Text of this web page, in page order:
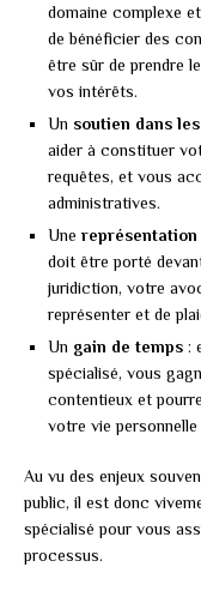
domaine complexe
de bénéficier des
être sûr de prendre
vos intérêts.
Un soutien dans
aider à constituer
requêtes, et vous
administratives.
Une
doit être porté
juridiction, votre
représenter et de
Un gain de temps :
spécialisé, vous
contentieux et
votre vie
Au vu des enjeux
public, il est donc
spécialisé pour vous
processus.